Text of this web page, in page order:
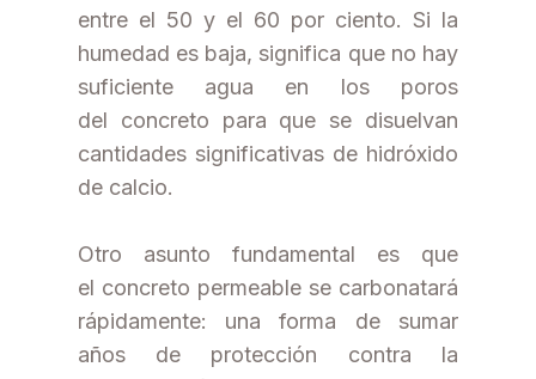
entre el 50 y el 60 por ciento. Si la
humedad es baja, significa que no hay
suficiente agua en los poros
del concreto para que se disuelvan
cantidades significativas de hidróxido
de calcio.
Otro asunto fundamental es que
el concreto permeable se carbonatará
rápidamente: una forma de sumar
años de protección contra la